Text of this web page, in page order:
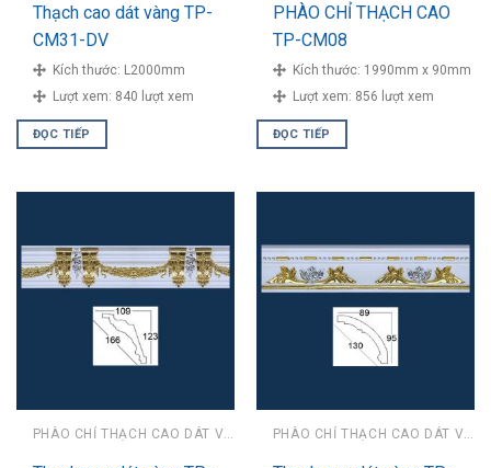
Thạch cao dát vàng TP-
CM31-DV
Kích thước: L2000mm
Lượt xem: 840 lượt xem
ĐỌC TIẾP
PHÀO CHỈ THẠCH CAO
TP-CM08
Kích thước: 1990mm x 90mm
Lượt xem: 856 lượt xem
ĐỌC TIẾP
PHÀO CHỈ THẠCH CAO DÁT VÀNG PHÀO CHỈ THẠCH CAO DÁT VÀNG